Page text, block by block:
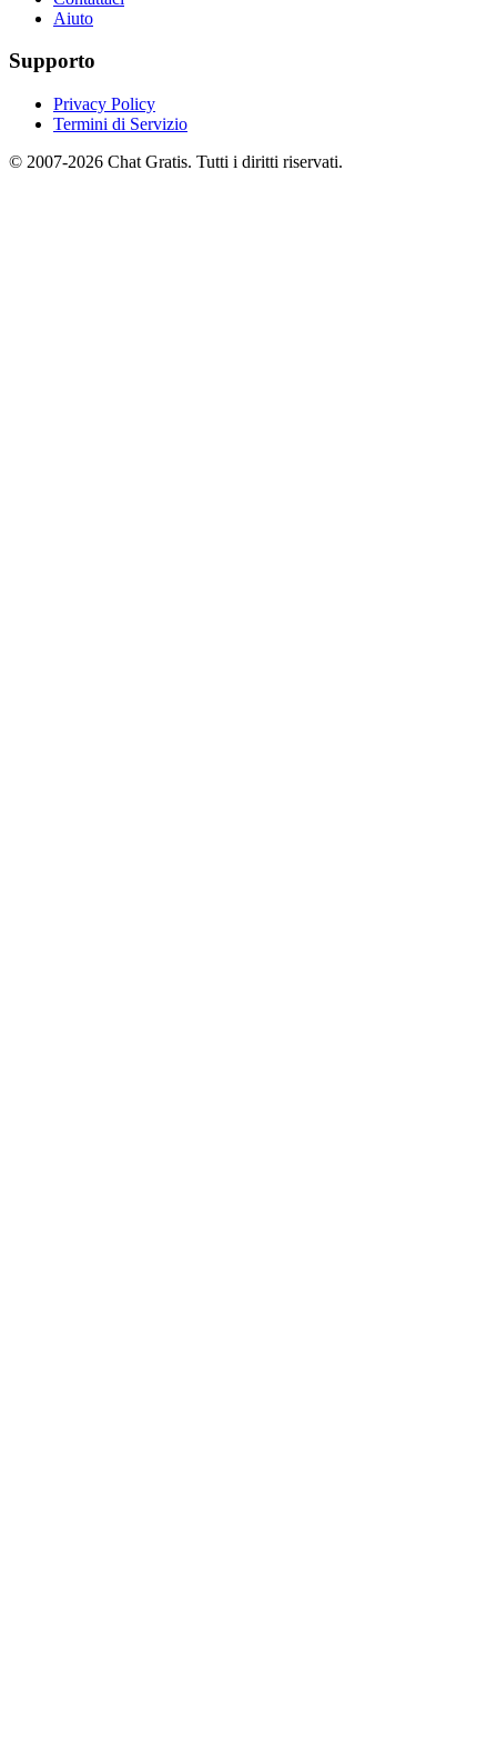
Aiuto
Supporto
Privacy Policy
Termini di Servizio
© 2007-2026 Chat Gratis. Tutti i diritti riservati.